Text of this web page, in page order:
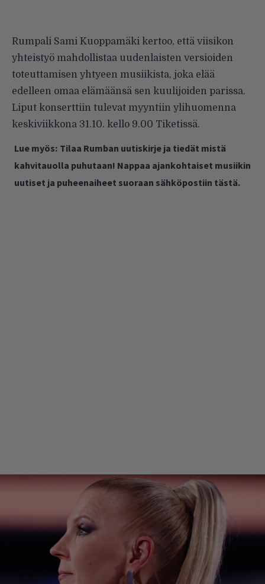
Rumpali Sami Kuoppamäki kertoo, että viisikon
yhteistyö mahdollistaa uudenlaisten versioiden
toteuttamisen yhtyeen musiikista, joka elää
edelleen omaa elämäänsä sen kuulijoiden parissa.
Liput konserttiin tulevat myyntiin ylihuomenna
keskiviikkona 31.10. kello 9.00 Tiketissä.
Lue myös: Tilaa Rumban uutiskirje ja tiedät mistä
kahvitauolla puhutaan! Nappaa ajankohtaiset musiikin
uutiset ja puheenaiheet suoraan sähköpostiin tästä.